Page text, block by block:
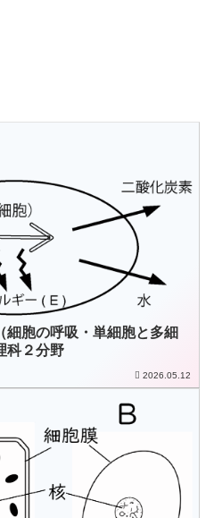
胞の呼吸・単細胞と多細
科２分野
2026.05.12